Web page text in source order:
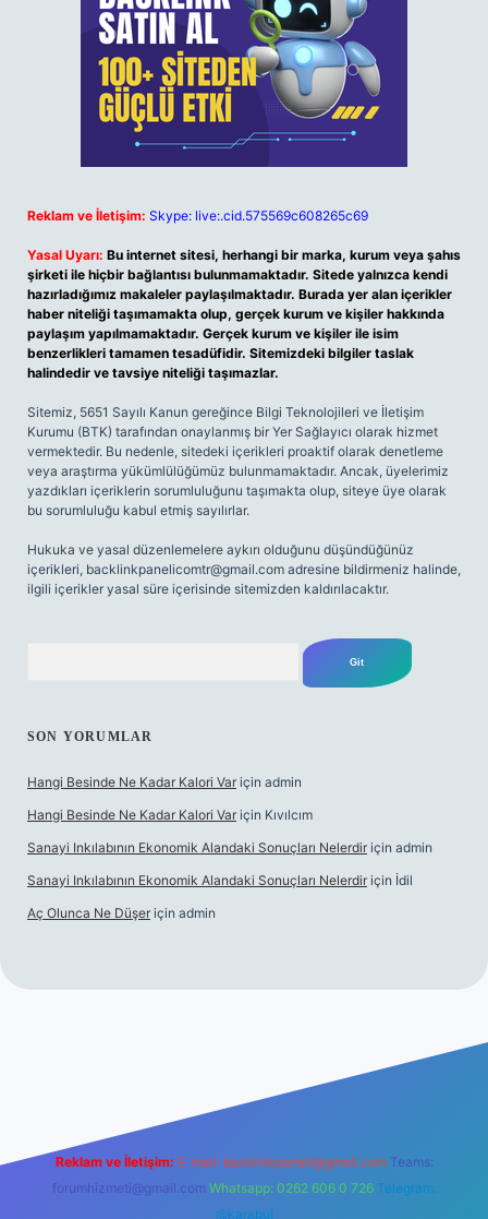
Reklam ve İletişim: Skype: live:.cid.575569c608265c69
Yasal Uyarı: Bu internet sitesi, herhangi bir marka, kurum veya şahıs
şirketi ile hiçbir bağlantısı bulunmamaktadır. Sitede yalnızca kendi
hazırladığımız makaleler paylaşılmaktadır. Burada yer alan içerikler
haber niteliği taşımamakta olup, gerçek kurum ve kişiler hakkında
paylaşım yapılmamaktadır. Gerçek kurum ve kişiler ile isim
benzerlikleri tamamen tesadüfidir. Sitemizdeki bilgiler taslak
halindedir ve tavsiye niteliği taşımazlar.
Sitemiz, 5651 Sayılı Kanun gereğince Bilgi Teknolojileri ve İletişim
Kurumu (BTK) tarafından onaylanmış bir Yer Sağlayıcı olarak hizmet
vermektedir. Bu nedenle, sitedeki içerikleri proaktif olarak denetleme
veya araştırma yükümlülüğümüz bulunmamaktadır. Ancak, üyelerimiz
yazdıkları içeriklerin sorumluluğunu taşımakta olup, siteye üye olarak
bu sorumluluğu kabul etmiş sayılırlar.
Hukuka ve yasal düzenlemelere aykırı olduğunu düşündüğünüz
içerikleri, backlinkpanelicomtr@gmail.com adresine bildirmeniz halinde,
ilgili içerikler yasal süre içerisinde sitemizden kaldırılacaktır.
SON YORUMLAR
Hangi Besinde Ne Kadar Kalori Var için admin
Hangi Besinde Ne Kadar Kalori Var için Kıvılcım
Sanayi Inkılabının Ekonomik Alandaki Sonuçları Nelerdir için admin
Sanayi Inkılabının Ekonomik Alandaki Sonuçları Nelerdir için İdil
Aç Olunca Ne Düşer için admin
Reklam ve İletişim: E-mail: backlinkpaneli@gmail.com Teams:
forumhizmeti@gmail.com Whatsapp: 0262 606 0 726 Telegram:
@karabul